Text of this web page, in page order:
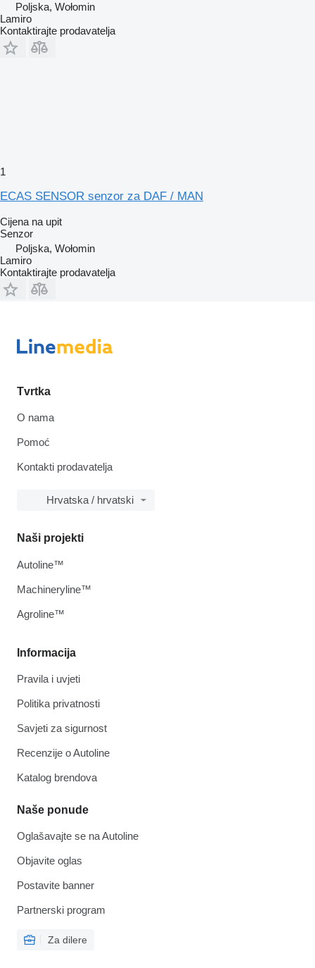
Poljska, Wołomin
Lamiro
Kontaktirajte prodavatelja
1
ECAS SENSOR senzor za DAF / MAN
Cijena na upit
Senzor
Poljska, Wołomin
Lamiro
Kontaktirajte prodavatelja
Tvrtka
O nama
Pomoć
Kontakti prodavatelja
Hrvatska / hrvatski
Informacija
Pravila i uvjeti
Politika privatnosti
Savjeti za sigurnost
Recenzije o Autoline
Katalog brendova
Naše ponude
Oglašavajte se na Autoline
Objavite oglas
Postavite banner
Partnerski program
Za dilere
Naši projekti
Autoline™
Machineryline™
Agroline™